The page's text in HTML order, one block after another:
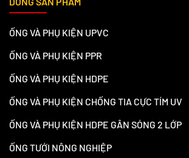
ỐNG VÀ PHỤ KIỆN UPVC
ỐNG VÀ PHỤ KIỆN PPR
ỐNG VÀ PHỤ KIỆN HDPE
ỐNG VÀ PHỤ KIỆN CHỐNG TIA CỰC TÍM UV
ỐNG VÀ PHỤ KIỆN HDPE GÂN SÓNG 2 LỚP
ỐNG TƯỚI NÔNG NGHIỆP